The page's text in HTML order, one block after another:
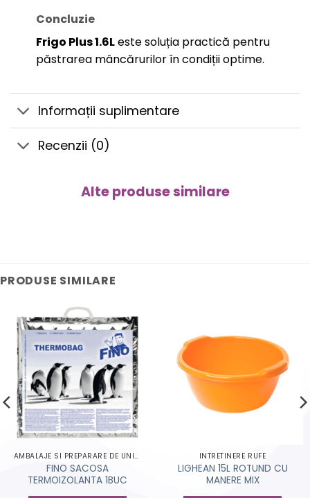
Concluzie
Frigo Plus 1.6Leste soluția practică pentru
păstrarea mâncărurilor în condiții optime.
Informații suplimentare
Recenzii (0)
Alte produse similare
PRODUSE SIMILARE
AMBALAJE SI PREPARARE DE UNICA FOLOSINTA
FINO SACOSA
TERMOIZOLANTA 1BUC
INTRETINERE RUFE
LIGHEAN 15L ROTUND CU
MANERE MIX